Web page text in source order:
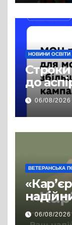
НОВИНИ ОСВІТИ
Строки
до
06/08/2026
ВЕТЕРАНСЬКА
06/08/2026